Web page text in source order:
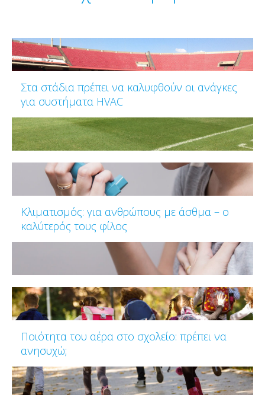
Στα στάδια πρέπει να καλυφθούν οι ανάγκες
για συστήματα HVAC
Κλιματισμός: για ανθρώπους με άσθμα – ο
καλύτερός τους φίλος
Ποιότητα του αέρα στο σχολείο: πρέπει να
ανησυχώ;